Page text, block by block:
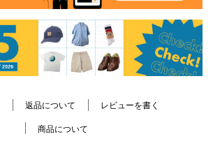
返品について レビューを書く
商品について